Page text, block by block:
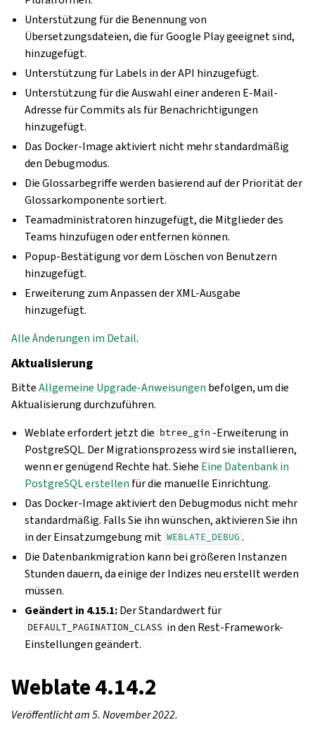
Unterstützung für die Benennung von
Übersetzungsdateien, die für Google Play geeignet sind,
hinzugefügt.
Unterstützung für Labels in der API hinzugefügt.
Unterstützung für die Auswahl einer anderen E-Mail-
Adresse für Commits als für Benachrichtigungen
hinzugefügt.
Das Docker-Image aktiviert nicht mehr standardmäßig
den Debugmodus.
Die Glossarbegriffe werden basierend auf der Priorität der
Glossarkomponente sortiert.
Teamadministratoren hinzugefügt, die Mitglieder des
Teams hinzufügen oder entfernen können.
Popup-Bestätigung vor dem Löschen von Benutzern
hinzugefügt.
Erweiterung zum Anpassen der XML-Ausgabe
hinzugefügt.
Alle Änderungen im Detail.
Aktualisierung
BitteAllgemeine Upgrade-Anweisungen befolgen, um die
Aktualisierung durchzuführen.
Weblate erfordert jetzt die btree_gin -Erweiterung in
PostgreSQL. Der Migrationsprozess wird sie installieren,
wenn er genügend Rechte hat. Siehe Eine Datenbank in
PostgreSQL erstellen für die manuelle Einrichtung.
Das Docker-Image aktiviert den Debugmodus nicht mehr
standardmäßig. Falls Sie ihn wünschen, aktivieren Sie ihn
in der Einsatzumgebung mit WEBLATE_DEBUG .
Die Datenbankmigration kann bei größeren Instanzen
Stunden dauern, da einige der Indizes neu erstellt werden
müssen.
Geändert in 4.15.1:Der Standardwert für
DEFAULT_PAGINATION_CLASS in den Rest-Framework-
Einstellungen geändert.
Weblate 4.14.2
Veröffentlicht am 5. November 2022.